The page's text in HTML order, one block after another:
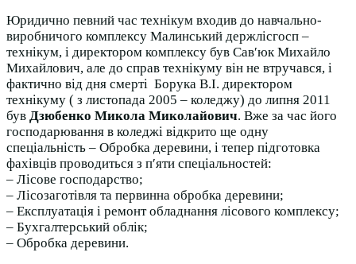
Юридично певний час технікум входив до навчально-
виробничого комплексу Малинський держлісгосп –
технікум, і директором комплексу був Сав′юк Михайло
Михайлович, але до справ технікуму він не втручався, і
фактично від дня смерті Борука В.І. директором
технікуму ( з листопада 2005 – коледжу) до липня 2011
був Дзюбенко Микола Миколайович. Вже за час його
господарювання в коледжі відкрито ще одну
спеціальність – Обробка деревини, і тепер підготовка
фахівців проводиться з п′яти спеціальностей:
– Лісове господарство;
– Лісозаготівля та первинна обробка деревини;
– Експлуатація і ремонт обладнання лісового комплексу;
– Бухгалтерський облік;
– Обробка деревини.